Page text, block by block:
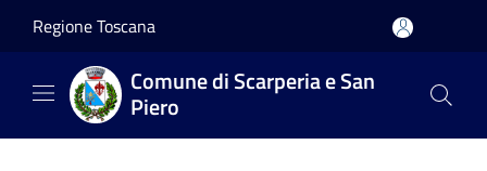
Regione Toscana
Comune di Scarperia e San
Piero